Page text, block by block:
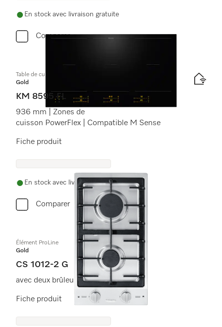
En stock avec livraison gratuite
Comparer
Table de cuisson à induction
Gold
KM 8595 FL
936 mm | Zones de
cuisson PowerFlex | Compatible M Sense
Fiche produit
En stock avec livraison gratuite
Comparer
Élément ProLine
Gold
CS 1012-2 G
avec deux brûleurs
Fiche produit